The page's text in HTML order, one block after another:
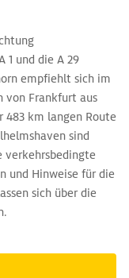
1 und die A 29
empfiehlt sich im
von Frankfurt aus
483 km langen Route
sind
verkehrsbedingte
und Hinweise für die
sich über die